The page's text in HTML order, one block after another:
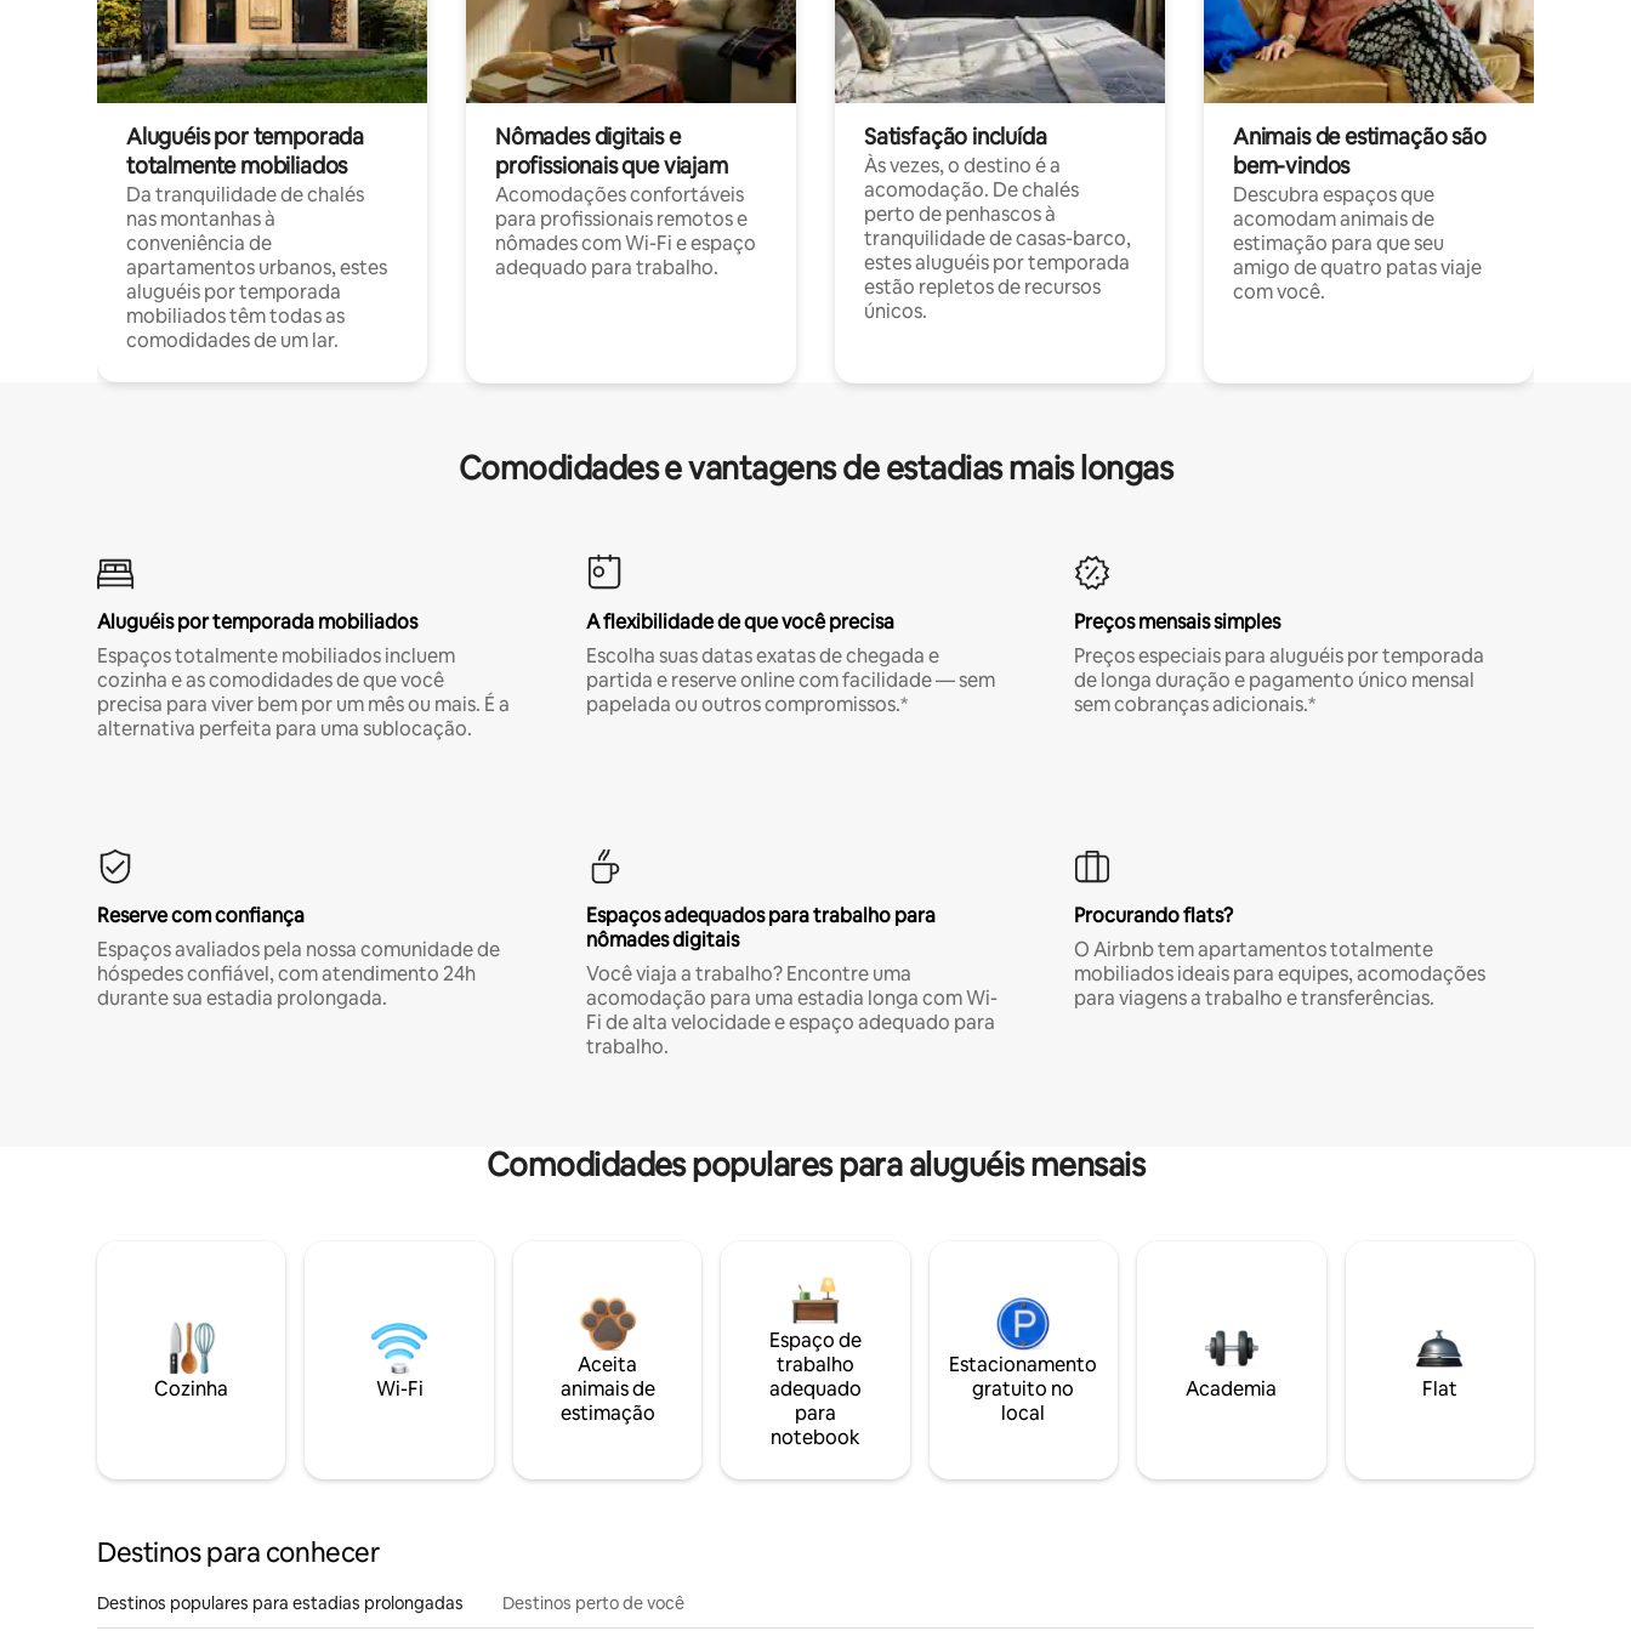
Aluguéis por temporada
totalmente mobiliados
Da tranquilidade de chalés
nas montanhas à
conveniência de
apartamentos urbanos, estes
aluguéis por temporada
mobiliados têm todas as
comodidades de um lar.
Nômades digitais e
profissionais que viajam
Acomodações confortáveis
para profissionais remotos e
nômades com Wi-Fi e espaço
adequado para trabalho.
Satisfação incluída
Às vezes, o destino é a
acomodação. De chalés
perto de penhascos à
tranquilidade de casas-barco,
estes aluguéis por temporada
estão repletos de recursos
únicos.
Animais de estimação são
bem-vindos
Descubra espaços que
acomodam animais de
estimação para que seu
amigo de quatro patas viaje
com você.
Comodidades e vantagens de estadias mais longas
Aluguéis por temporada mobiliados
Espaços totalmente mobiliados incluem
cozinha e as comodidades de que você
precisa para viver bem por um mês ou mais. É a
alternativa perfeita para uma sublocação.
A flexibilidade de que você precisa
Escolha suas datas exatas de chegada e
partida e reserve online com facilidade — sem
papelada ou outros compromissos.*
Preços mensais simples
Preços especiais para aluguéis por temporada
de longa duração e pagamento único mensal
sem cobranças adicionais.*
Reserve com confiança
Espaços avaliados pela nossa comunidade de
hóspedes confiável, com atendimento 24h
durante sua estadia prolongada.
Espaços adequados para trabalho para
nômades digitais
Você viaja a trabalho? Encontre uma
acomodação para uma estadia longa com Wi-
Fi de alta velocidade e espaço adequado para
trabalho.
Procurando flats?
O Airbnb tem apartamentos totalmente
mobiliados ideais para equipes, acomodações
para viagens a trabalho e transferências.
Comodidades populares para aluguéis mensais
Cozinha Wi-Fi
Aceita
animais de
estimação
Espaço de
trabalho
adequado
para
notebook
Estacionamento
gratuito no
local
Academia Flat
Destinos para conhecer
Destinos populares para estadias prolongadas Destinos perto de você